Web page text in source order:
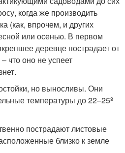
когда же производить
(как, впрочем, и других
или осенью. В первом
деревце пострадает от
что оно не успеет
но выносливы. Они
температуры до 22–25º
пострадают листовые
близко к земле